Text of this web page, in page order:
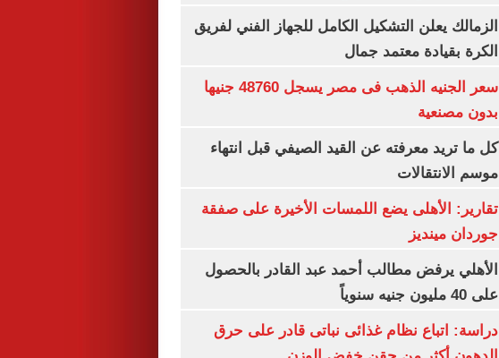
الزمالك يعلن التشكيل الكامل للجهاز الفني لفريق
الكرة بقيادة معتمد جمال
سعر الجنيه الذهب فى مصر يسجل 48760 جنيها
بدون مصنعية
كل ما تريد معرفته عن القيد الصيفي قبل انتهاء
موسم الانتقالات
تقارير: الأهلى يضع اللمسات الأخيرة على صفقة
جوردان مينديز
الأهلي يرفض مطالب أحمد عبد القادر بالحصول
على 40 مليون جنيه سنوياً
دراسة: اتباع نظام غذائى نباتى قادر على حرق